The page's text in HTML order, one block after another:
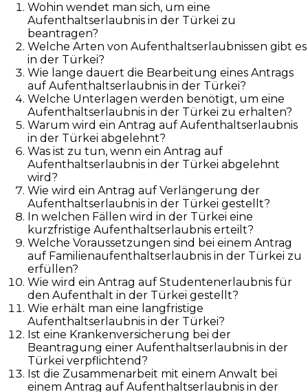
Wohin wendet man sich, um eine
Aufenthaltserlaubnis in der Türkei zu
beantragen?
Welche Arten von Aufenthaltserlaubnissen gibt es
in der Türkei?
Wie lange dauert die Bearbeitung eines Antrags
auf Aufenthaltserlaubnis in der Türkei?
Welche Unterlagen werden benötigt, um eine
Aufenthaltserlaubnis in der Türkei zu erhalten?
Warum wird ein Antrag auf Aufenthaltserlaubnis
in der Türkei abgelehnt?
Was ist zu tun, wenn ein Antrag auf
Aufenthaltserlaubnis in der Türkei abgelehnt
wird?
Wie wird ein Antrag auf Verlängerung der
Aufenthaltserlaubnis in der Türkei gestellt?
In welchen Fällen wird in der Türkei eine
kurzfristige Aufenthaltserlaubnis erteilt?
Welche Voraussetzungen sind bei einem Antrag
auf Familienaufenthaltserlaubnis in der Türkei zu
erfüllen?
Wie wird ein Antrag auf Studentenerlaubnis für
den Aufenthalt in der Türkei gestellt?
Wie erhält man eine langfristige
Aufenthaltserlaubnis in der Türkei?
Ist eine Krankenversicherung bei der
Beantragung einer Aufenthaltserlaubnis in der
Türkei verpflichtend?
Ist die Zusammenarbeit mit einem Anwalt bei
einem Antrag auf Aufenthaltserlaubnis in der